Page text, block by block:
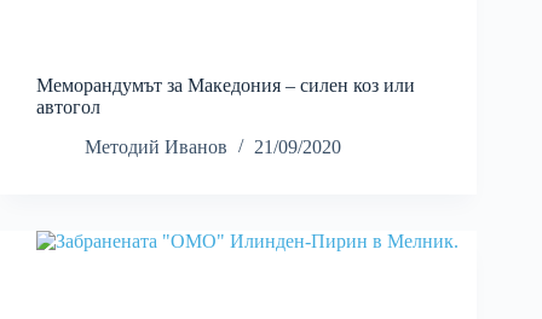
Меморандумът за Македония – силен коз или
автогол
Методий Иванов
21/09/2020